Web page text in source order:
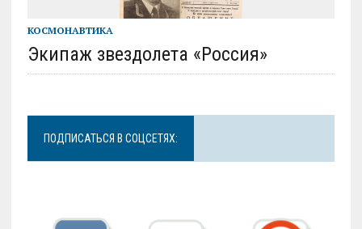
КОСМОНАВТИКА
Экипаж звездолета «Россия»
ПОДПИСАТЬСЯ В СОЦСЕТЯХ: